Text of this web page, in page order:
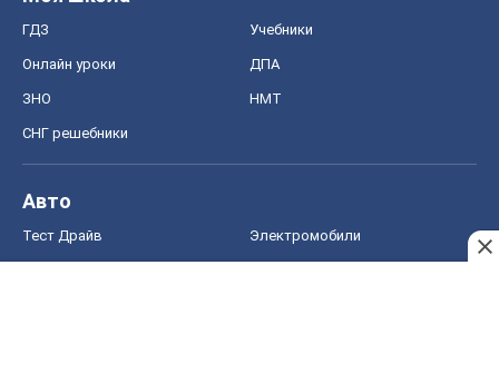
ГДЗ Учебники
Онлайн уроки ДПА
ЗНО НМТ
СНГ решебники
Авто
Тест Драйв Электромобили